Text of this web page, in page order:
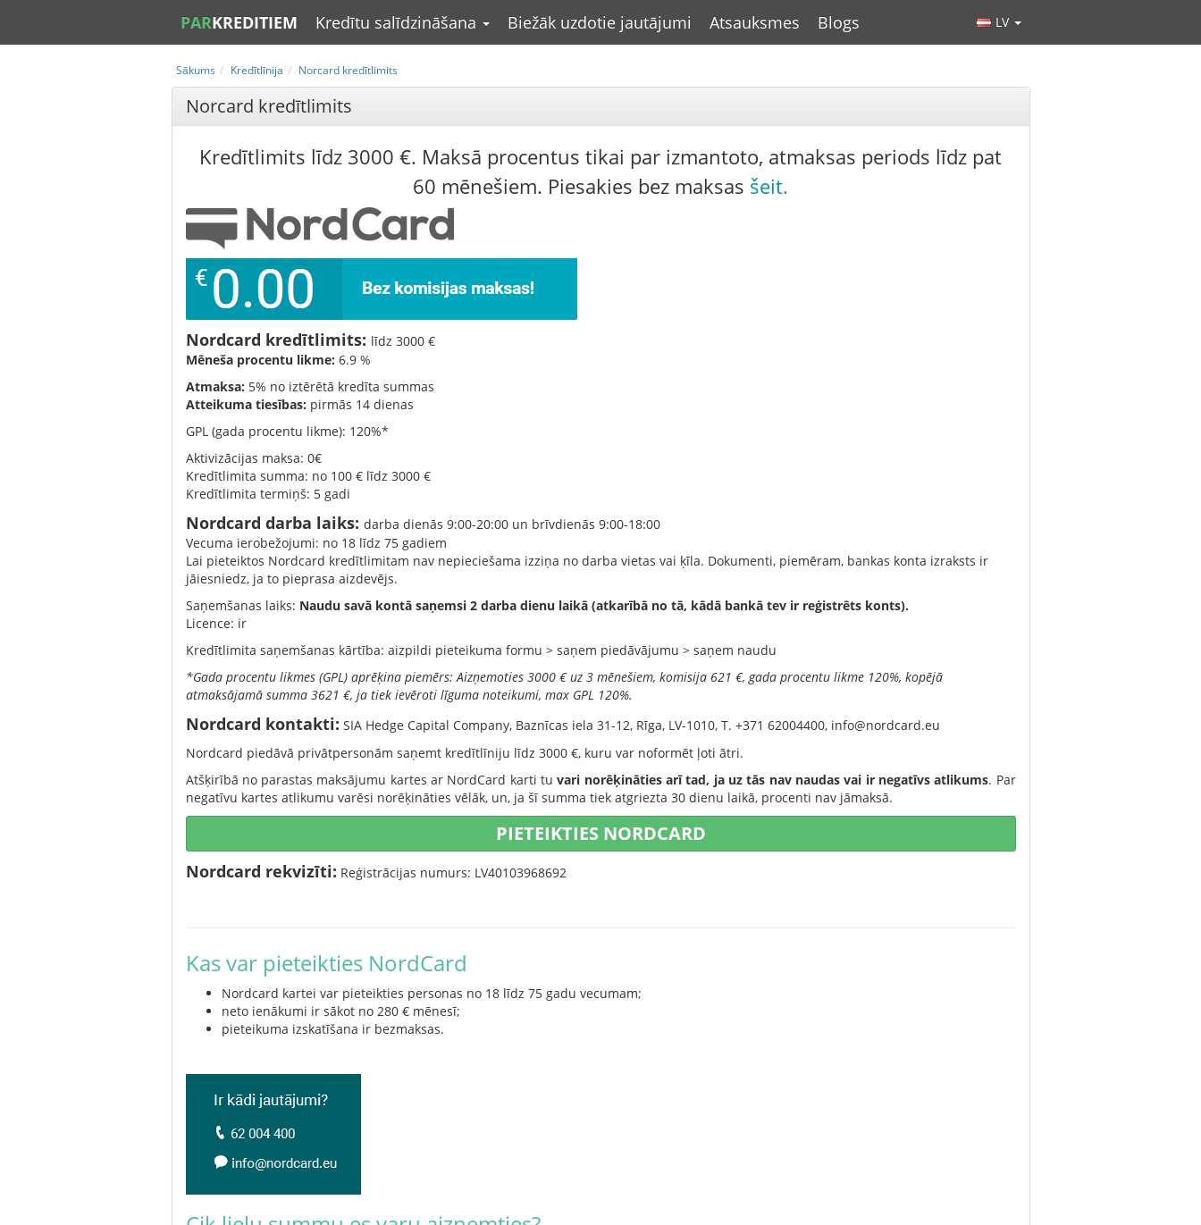
PARKREDITIEM Kredītu salīdzināšana Biežāk uzdotie jautājumi Atsauksmes Blogs LV
Sākums Kredītlīnija Norcard kredītlimits
Norcard kredītlimits
Kredītlimits līdz 3000 €. Maksā procentus tikai par izmantoto, atmaksas periods līdz pat
60 mēnešiem. Piesakies bez maksas šeit.
Nordcard kredītlimits: līdz 3000 €
Mēneša procentu likme: 6.9 %
Atmaksa: 5% no iztērētā kredīta summas
Atteikuma tiesības: pirmās 14 dienas
GPL (gada procentu likme): 120%*
Aktivizācijas maksa: 0€
Kredītlimita summa: no 100 € līdz 3000 €
Kredītlimita termiņš: 5 gadi
Nordcard darba laiks: darba dienās 9:00-20:00 un brīvdienās 9:00-18:00
Vecuma ierobežojumi: no 18 līdz 75 gadiem
Lai pieteiktos Nordcard kredītlimitam nav nepieciešama izziņa no darba vietas vai ķīla. Dokumenti, piemēram, bankas konta izraksts ir
jāiesniedz, ja to pieprasa aizdevējs.
Saņemšanas laiks: Naudu savā kontā saņemsi 2 darba dienu laikā (atkarībā no tā, kādā bankā tev ir reģistrēts konts).
Licence: ir
Kredītlimita saņemšanas kārtība: aizpildi pieteikuma formu > saņem piedāvājumu > saņem naudu
*Gada procentu likmes (GPL) aprēķina piemērs: Aizņemoties 3000 € uz 3 mēnešiem, komisija 621 €, gada procentu likme 120%, kopējā
atmaksājamā summa 3621 €, ja tiek ievēroti līguma noteikumi, max GPL 120%.
Nordcard kontakti: SIA Hedge Capital Company, Baznīcas iela 31-12, Rīga, LV-1010, T. +371 62004400, info@nordcard.eu
Nordcard piedāvā privātpersonām saņemt kredītlīniju līdz 3000 €, kuru var noformēt ļoti ātri.
Atšķirībā no parastas maksājumu kartes ar NordCard karti tuvari norēķināties arī tad, ja uz tās nav naudas vai ir negatīvs atlikums. Par
negatīvu kartes atlikumu varēsi norēķināties vēlāk, un, ja šī summa tiek atgriezta 30 dienu laikā, procenti nav jāmaksā.
PIETEIKTIES NORDCARD
Nordcard rekvizīti: Reģistrācijas numurs: LV40103968692
Kas var pieteikties NordCard
Nordcard kartei var pieteikties personas no 18 līdz 75 gadu vecumam;
neto ienākumi ir sākot no 280 € mēnesī;
pieteikuma izskatīšana ir bezmaksas.